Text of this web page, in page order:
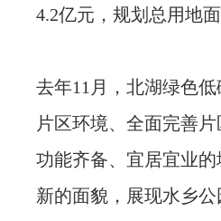
4.2亿元，规划总用地
去年11月，北湖绿色
片区环境、全面完善
功能齐备、宜居宜业
新的面貌，展现水乡